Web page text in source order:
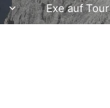
Exe auf Tour